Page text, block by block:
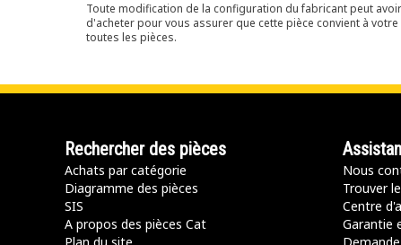
Toute modification de la configuration du fabricant peut
d'acheter pour vous assurer que cette pièce convient à
toutes les pièces.
Rechercher des pièces
Achats par catégorie
Diagramme des pièces
SIS
A propos des pièces Cat
Nous
Trouver
Centre
Garantie